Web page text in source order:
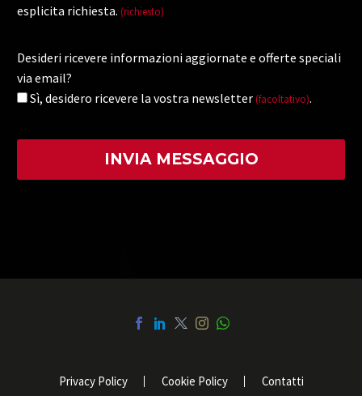
esplicita richiesta. (richiesto)
Desideri ricevere informazioni aggiornate e offerte speciali
via email?
Sì, desidero ricevere la vostra newsletter (facoltativo).
Privacy Policy Cookie Policy Contatti